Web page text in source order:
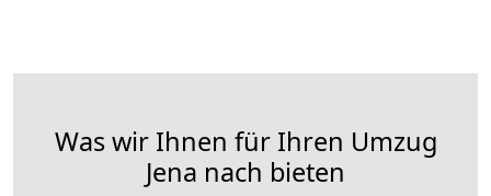
Was wir Ihnen für Ihren Umzug
Jena nach bieten